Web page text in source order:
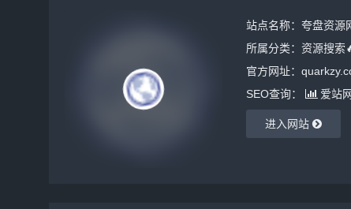
站点名称：夸盘资源
所属分类： 资源搜索
官方网址：
SEO查询：
爱站网
进入网站